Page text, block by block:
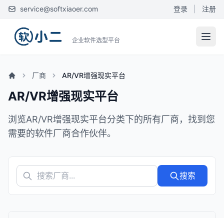
service@softxiaoer.com 登录 注册
企业软件选型平台
厂商 AR/VR增强现实平台
AR/VR增强现实平台
浏览AR/VR增强现实平台分类下的所有厂商，找到您
需要的软件厂商合作伙伴。
搜索